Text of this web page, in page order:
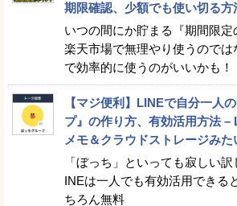
期限確認、少額でも使い切る方
いつの間にか貯まる『期間限定
楽天市場で無理やり使うので
で効率的に使うのがいいかも！
【マジ便利】LINEで自分一人
プ』の作り方、有効活用方法 –
メモ＆クラウドストレージみた
「ぼっち」といっても寂しい
INEは一人でも有効活用できる
ちろん無料